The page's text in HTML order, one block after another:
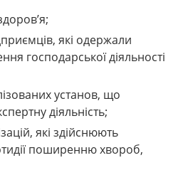
які одержали
господарської діяльності
установ, що
діяльність;
які здійснюють
поширенню хвороб,